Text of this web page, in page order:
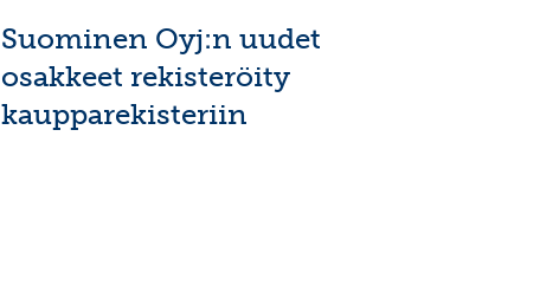
Suominen Oyj:n uudet
osakkeet rekisteröity
kaupparekisteriin